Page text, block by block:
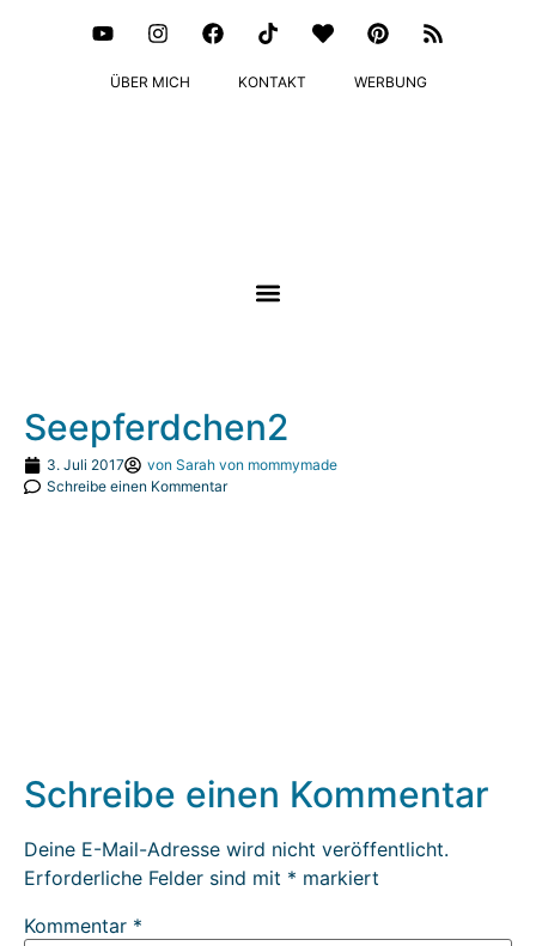
ÜBER MICH KONTAKT WERBUNG
Seepferdchen2
3. Juli 2017 von Sarah von mommymade
Schreibe einen Kommentar
Schreibe einen Kommentar
Deine E-Mail-Adresse wird nicht veröffentlicht.
Erforderliche Felder sind mit * markiert
Kommentar *